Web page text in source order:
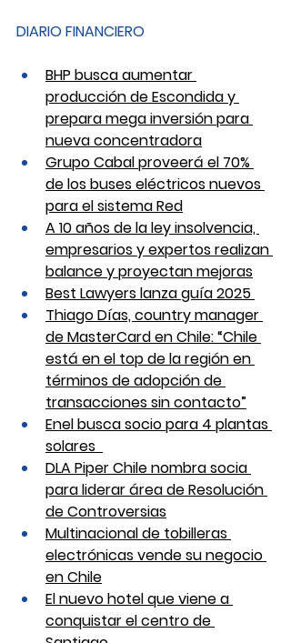
DIARIO FINANCIERO
BHP busca aumentar
producción de Escondida y
prepara mega inversión para
nueva concentradora
Grupo Cabal proveerá el 70%
de los buses eléctricos nuevos
para el sistema Red
A 10 años de la ley insolvencia,
empresarios y expertos realizan
balance y proyectan mejoras
Best Lawyers lanza guía 2025
Thiago Días, country manager
de MasterCard en Chile: “Chile
está en el top de la región en
términos de adopción de
transacciones sin contacto”
Enel busca socio para 4 plantas
solares
DLA Piper Chile nombra socia
para liderar área de Resolución
de Controversias
Multinacional de tobilleras
electrónicas vende su negocio
en Chile
El nuevo hotel que viene a
conquistar el centro de